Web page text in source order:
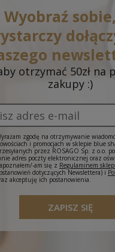
Wyobraź
otrzymać 50zł na
zakupy :)
zgodę na otrzymywanie
i promocjach w sklepie blue
przez ROSAGO Sp. z o.o.
adres poczty elektronicznej oraz
am się z Regulaminem
dotyczących Newslettera) i
akceptuję ich postanowienia.
ZAPISZ SIĘ